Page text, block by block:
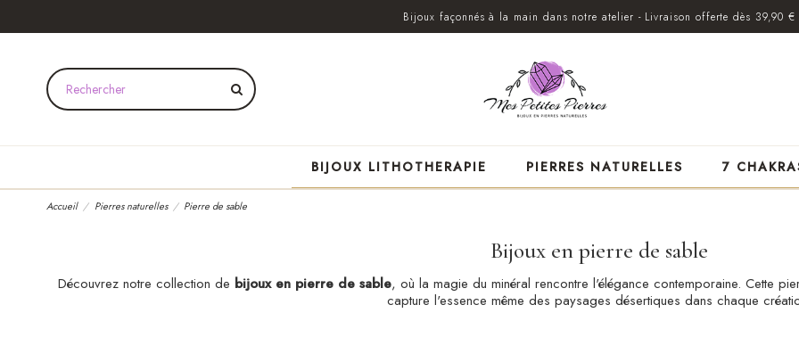
Bijoux façonnés à la main dans notre atelier - Livraison offerte dès 39,90 €
BIJOUX LITHOTHERAPIE PIERRES NATURELLES 7
Accueil Pierres naturelles Pierre de sable
Bijoux en pierre de sable
Découvrez notre collection de bijoux en pierre de sable, où la magie du minéral rencontre l'élégance contemporaine. Cette
capture l'essence même des paysages désertiques dans chaque